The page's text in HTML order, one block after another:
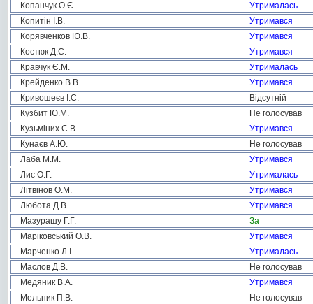
Копанчук О.Є.
Утрималась
Копитін І.В.
Утримався
Корявченков Ю.В.
Утримався
Костюк Д.С.
Утримався
Кравчук Є.М.
Утрималась
Крейденко В.В.
Утримався
Кривошеєв І.С.
Відсутній
Кузбит Ю.М.
Не голосував
Кузьміних С.В.
Утримався
Кунаєв А.Ю.
Не голосував
Лаба М.М.
Утримався
Лис О.Г.
Утрималась
Літвінов О.М.
Утримався
Любота Д.В.
Утримався
Мазурашу Г.Г.
За
Маріковський О.В.
Утримався
Марченко Л.І.
Утрималась
Маслов Д.В.
Не голосував
Медяник В.А.
Утримався
Мельник П.В.
Не голосував